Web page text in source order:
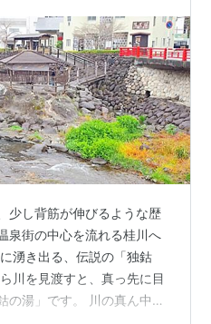
少し背筋が伸びるような歴
泉街の中心を流れる桂川へ
湧き出る、伝説の「独鈷
川を見渡すと、真っ先に目
の湯」です。 川の真ん中に